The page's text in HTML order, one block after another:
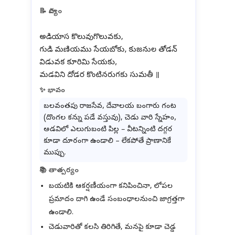
📝 పాద్యం
అడియాస కొలువుగొలువకు,
గుడి మణియము సేయబోకు, కుజనుల తోడన్
విడువక కూరిమి సేయకు,
✨ భావం
బలవంతపు రాజసేవ, దేవాలయ బంగారు గంట
(దొంగల కన్ను పడే వస్తువు), చెడు వారి స్నేహం,
అడవిలో ఎలుగుబంటి పిల్ల – వీటన్నింటి దగ్గర
కూడా దూరంగా ఉండాలి – లేకపోతే ప్రాణానికే
ముప్పు.
📚 తాత్పర్యం
బయటికి ఆకర్షణీయంగా కనిపించినా, లోపల
ప్రమాదం దాగి ఉండే సంబంధాలనుంచి జాగ్రత్తగా
ఉండాలి.
చెడువారితో కలసి తిరిగితే, మనపై కూడా చెడ్డ